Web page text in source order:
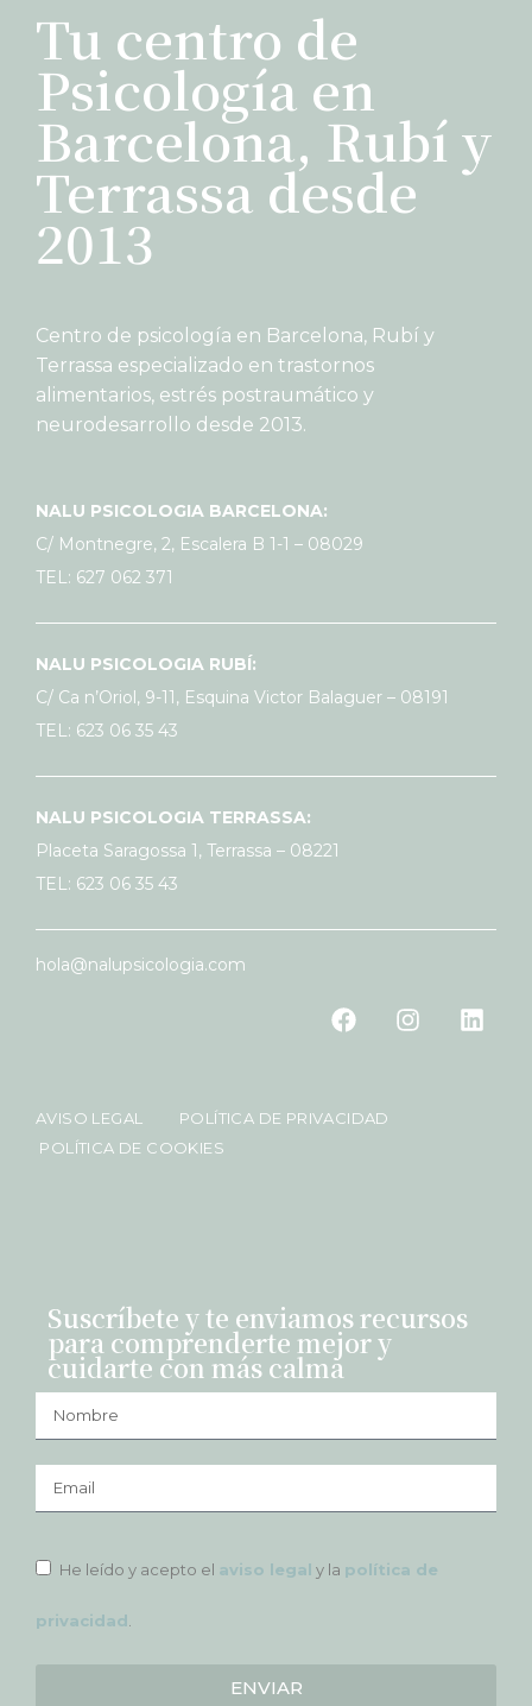
Tu centro de
Psicología en
Barcelona, Rubí y
Terrassa desde
2013
Centro de psicología en Barcelona, Rubí y
Terrassa especializado en trastornos
alimentarios, estrés postraumático y
neurodesarrollo desde 2013.
NALU PSICOLOGIA BARCELONA:
C/ Montnegre, 2, Escalera B 1-1 – 08029
TEL: 627 062 371
NALU PSICOLOGIA RUBÍ:
C/ Ca n’Oriol, 9-11, Esquina Victor Balaguer – 08191
TEL: 623 06 35 43
NALU PSICOLOGIA TERRASSA:
Placeta Saragossa 1, Terrassa – 08221
TEL: 623 06 35 43
hola@nalupsicologia.com
AVISO LEGAL
POLÍTICA DE PRIVACIDAD
POLÍTICA DE COOKIES
Suscríbete y te enviamos recursos
para comprenderte mejor y
cuidarte con más calma
He leído y acepto el aviso legal y la política de
privacidad
ENVIAR